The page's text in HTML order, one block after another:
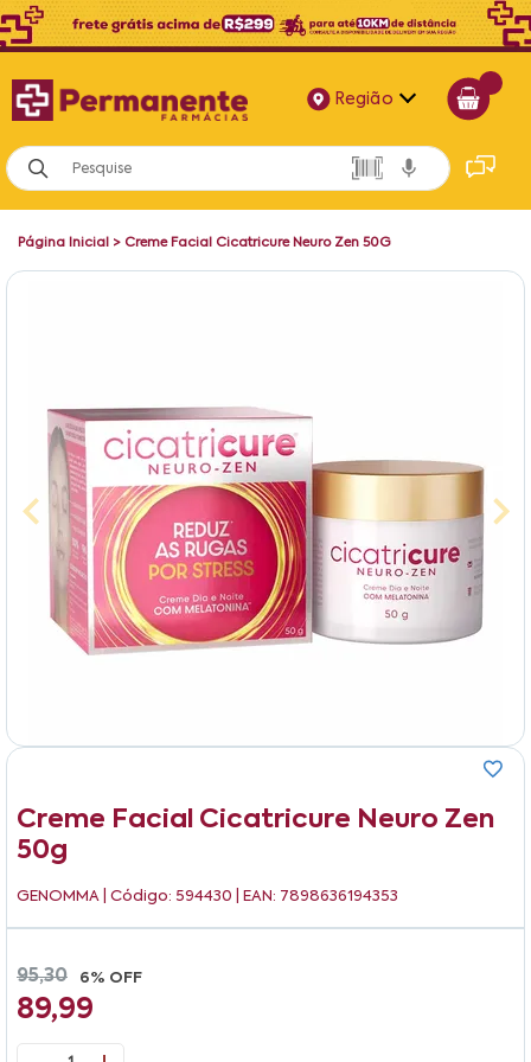
Região
Alagoas
Bahia
Página Inicial > Creme Facial Cicatricure Neuro Zen 50G
Creme Facial Cicatricure Neuro Zen
50g
GENOMMA | Código: 594430 | EAN: 7898636194353
95,30 6% OFF
89,99